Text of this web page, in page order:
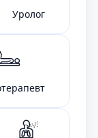
Уролог